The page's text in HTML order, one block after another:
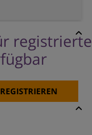
registrierte
REGISTRIEREN